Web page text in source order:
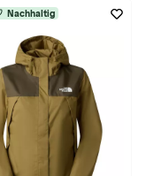
Nachhaltig